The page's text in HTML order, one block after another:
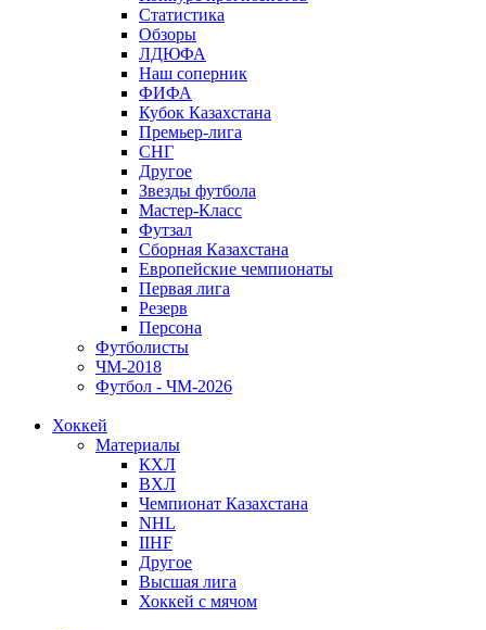
Статистика
Обзоры
ЛДЮФА
Наш соперник
ФИФА
Кубок Казахстана
Премьер-лига
СНГ
Другое
Звезды футбола
Мастер-Класс
Футзал
Сборная Казахстана
Европейские чемпионаты
Первая лига
Резерв
Персона
Футболисты
ЧМ-2018
Футбол - ЧМ-2026
Хоккей
Материалы
КХЛ
ВХЛ
Чемпионат Казахстана
NHL
IIHF
Другое
Высшая лига
Хоккей с мячом